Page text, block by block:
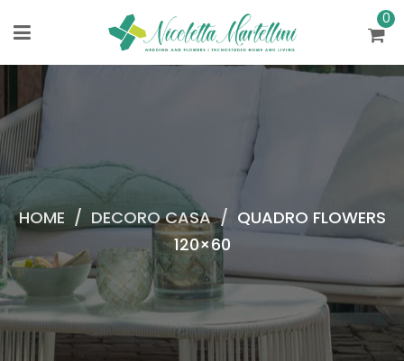
0
HOME / DECORO CASA / QUADRO FLOWERS
120×60